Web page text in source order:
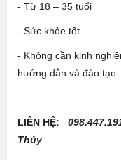
- Từ 18 – 35 tuổi
- Sức khỏe tốt
- Không cần kinh
hướng dẫn và đào tạo
LIÊN HỆ:
Thủy